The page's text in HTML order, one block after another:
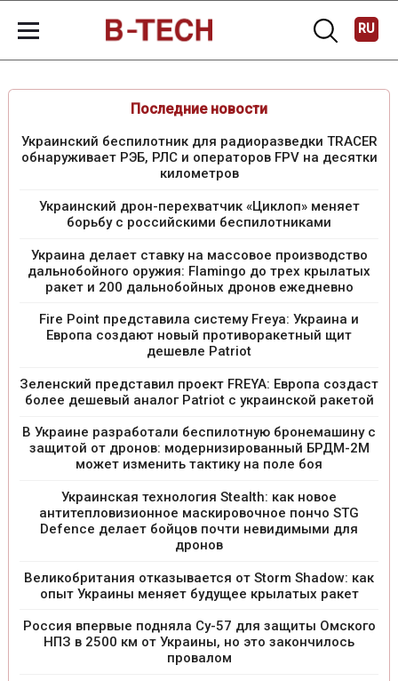
RU
Последние новости
Украинский беспилотник для радиоразведки TRACER
обнаруживает РЭБ, РЛС и операторов FPV на десятки
километров
Украинский дрон-перехватчик «Циклоп» меняет
борьбу с российскими беспилотниками
Украина делает ставку на массовое производство
дальнобойного оружия: Flamingo до трех крылатых
ракет и 200 дальнобойных дронов ежедневно
Fire Point представила систему Freya: Украина и
Европа создают новый противоракетный щит
дешевле Patriot
Зеленский представил проект FREYA: Европа создаст
более дешевый аналог Patriot с украинской ракетой
В Украине разработали беспилотную бронемашину с
защитой от дронов: модернизированный БРДМ-2М
может изменить тактику на поле боя
Украинская технология Stealth: как новое
антитепловизионное маскировочное пончо STG
Defence делает бойцов почти невидимыми для
дронов
Великобритания отказывается от Storm Shadow: как
опыт Украины меняет будущее крылатых ракет
Россия впервые подняла Су-57 для защиты Омского
НПЗ в 2500 км от Украины, но это закончилось
провалом